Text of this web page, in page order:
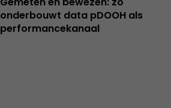
onderbouwt data pDOOH als
performancekanaal